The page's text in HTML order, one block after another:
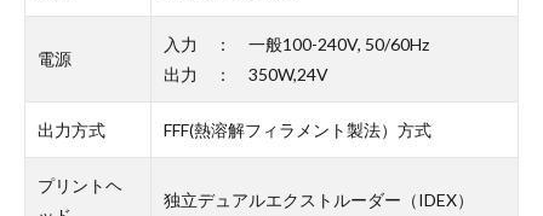
電源
入力 ： 一般100-240V, 50/60Hz
出力 ： 350W,24V
出力方式 FFF(熱溶解フィラメント製法）方式
プリントヘ
独立デュアルエクストルーダー（IDEX）